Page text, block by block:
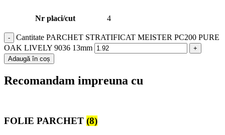
Nr placi/cut 4
Cantitate PARCHET STRATIFICAT MEISTER PC200 PURE
OAK LIVELY 9036 13mm
Adaugă în coș
Recomandam impreuna cu
FOLIE PARCHET (8)